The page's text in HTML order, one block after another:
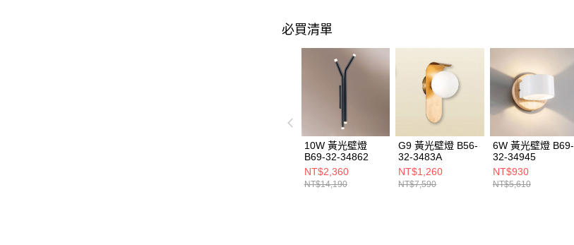
必買清單
10W 黃光壁燈
B69-32-34862
NT$2,360
NT$14,190
G9 黃光壁燈 B56-
32-3483A
NT$1,260
NT$7,590
6W 黃光壁燈 B69-
32-34945
NT$930
NT$5,610